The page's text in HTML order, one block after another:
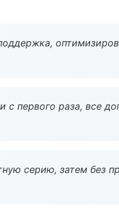
с первого раза, все
серию, затем без